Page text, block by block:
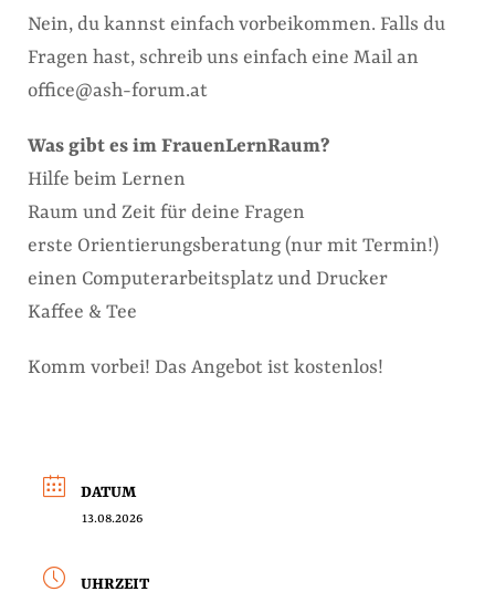
Nein, du kannst einfach vorbeikommen. Falls du
Fragen hast, schreib uns einfach eine Mail an
office@ash-forum.at
Was gibt es im FrauenLernRaum?
Hilfe beim Lernen
Raum und Zeit für deine Fragen
erste Orientierungsberatung (nur mit Termin!)
einen Computerarbeitsplatz und Drucker
Kaffee & Tee
Komm vorbei! Das Angebot ist kostenlos!
DATUM
13.08.2026
UHRZEIT